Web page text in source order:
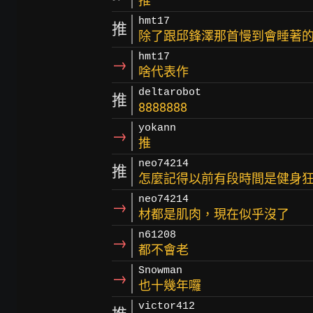
推 hmt17
除了跟邱鋒澤那首慢到會睡著
→ hmt17
啥代表作
推 deltarobot
8888888
→ yokann
推
推 neo74214
怎麼記得以前有段時間是健身
→ neo74214
材都是肌肉，現在似乎沒了
→ n61208
都不會老
→ Snowman
也十幾年囉
victor412